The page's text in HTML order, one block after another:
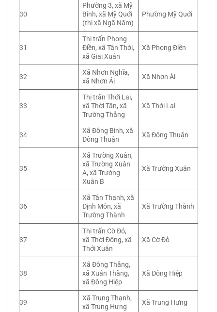
30
Phường 3, xã Mỹ
Bình, xã Mỹ Quới
(thị xã Ngã Năm)
Phường Mỹ Quới
31
Thị trấn Phong
Điền, xã Tân Thới,
xã Giai Xuân
Xã Phong Điền
32
Xã Nhơn Nghĩa,
xã Nhơn Ái
Xã Nhơn Ái
33
Thị trấn Thới Lai,
xã Thới Tân, xã
Trường Thắng
Xã Thới Lai
34
Xã Đông Bình, xã
Đông Thuận
Xã Đông Thuận
35
Xã Trường Xuân,
xã Trường Xuân
A, xã Trường
Xuân B
Xã Trường Xuân
36
Xã Tân Thạnh, xã
Định Môn, xã
Trường Thành
Xã Trường Thành
37
Thị trấn Cờ Đỏ,
xã Thới Đông, xã
Thới Xuân
Xã Cờ Đỏ
38
Xã Đông Thắng,
xã Xuân Thắng,
xã Đông Hiệp
Xã Đông Hiệp
39
Xã Trung Thạnh,
xã Trung Hưng
Xã Trung Hưng